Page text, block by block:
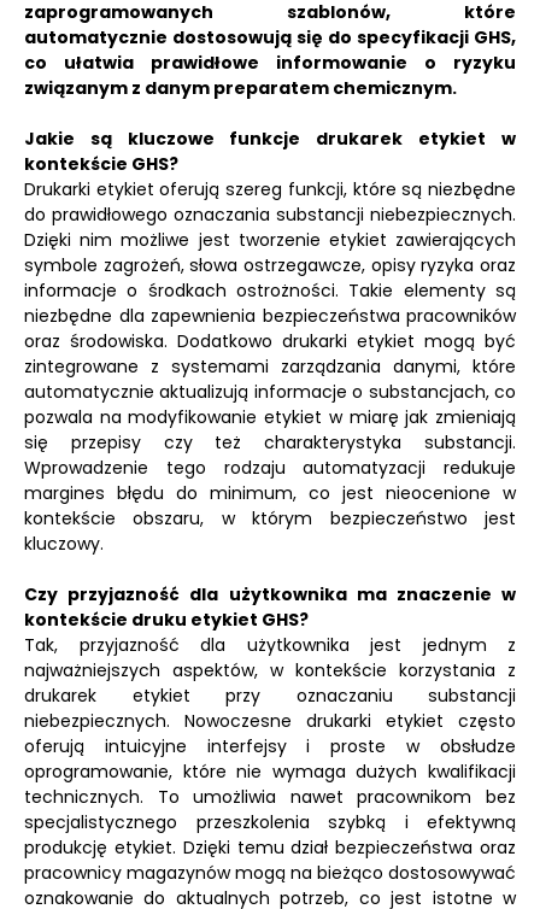
zaprogramowanych szablonów, które
automatycznie dostosowują się do specyfikacji GHS,
co ułatwia prawidłowe informowanie o ryzyku
związanym z danym preparatem chemicznym.
Jakie są kluczowe funkcje drukarek etykiet w
kontekście GHS?
Drukarki etykiet oferują szereg funkcji, które są niezbędne
do prawidłowego oznaczania substancji niebezpiecznych.
Dzięki nim możliwe jest tworzenie etykiet zawierających
symbole zagrożeń, słowa ostrzegawcze, opisy ryzyka oraz
informacje o środkach ostrożności. Takie elementy są
niezbędne dla zapewnienia bezpieczeństwa pracowników
oraz środowiska. Dodatkowo drukarki etykiet mogą być
zintegrowane z systemami zarządzania danymi, które
automatycznie aktualizują informacje o substancjach, co
pozwala na modyfikowanie etykiet w miarę jak zmieniają
się przepisy czy też charakterystyka substancji.
Wprowadzenie tego rodzaju automatyzacji redukuje
margines błędu do minimum, co jest nieocenione w
kontekście obszaru, w którym bezpieczeństwo jest
kluczowy.
Czy przyjazność dla użytkownika ma znaczenie w
kontekście druku etykiet GHS?
Tak, przyjazność dla użytkownika jest jednym z
najważniejszych aspektów, w kontekście korzystania z
drukarek etykiet przy oznaczaniu substancji
niebezpiecznych. Nowoczesne drukarki etykiet często
oferują intuicyjne interfejsy i proste w obsłudze
oprogramowanie, które nie wymaga dużych kwalifikacji
technicznych. To umożliwia nawet pracownikom bez
specjalistycznego przeszkolenia szybką i efektywną
produkcję etykiet. Dzięki temu dział bezpieczeństwa oraz
pracownicy magazynów mogą na bieżąco dostosowywać
oznakowanie do aktualnych potrzeb, co jest istotne w